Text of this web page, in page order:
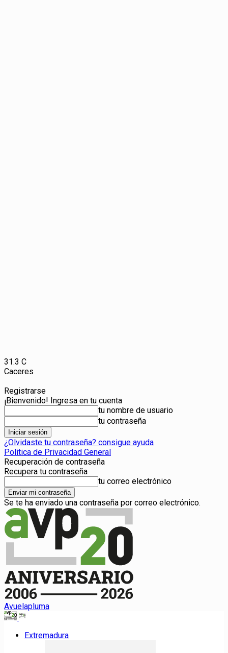
31.3 C
Caceres
Registrarse
¡Bienvenido! Ingresa en tu cuenta
tu nombre de usuario
tu contraseña
¿Olvidaste tu contraseña? consigue ayuda
Politica de Privacidad General
Recuperación de contraseña
Recupera tu contraseña
tu correo electrónico
Se te ha enviado una contraseña por correo electrónico.
Avuelapluma
Extremadura